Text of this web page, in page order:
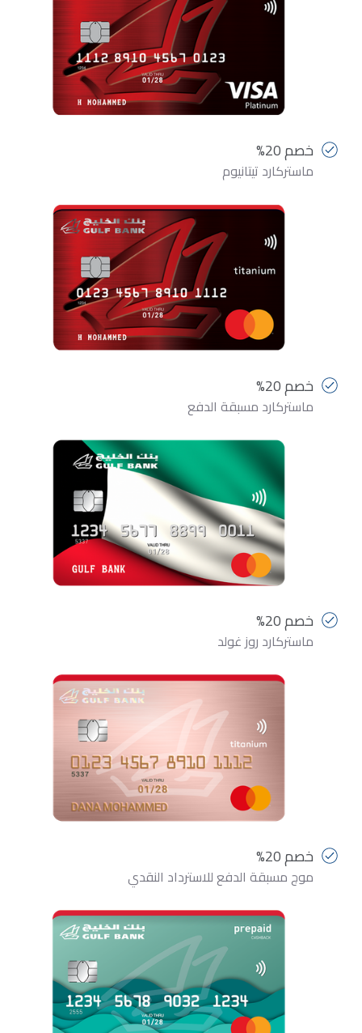
خصم 20%
ماستركارد تيتانيوم
خصم 20%
ماستركارد مسبقة الدفع
خصم 20%
ماستركارد روز غولد
خصم 20%
موج مسبقة الدفع للاسترداد النقدي